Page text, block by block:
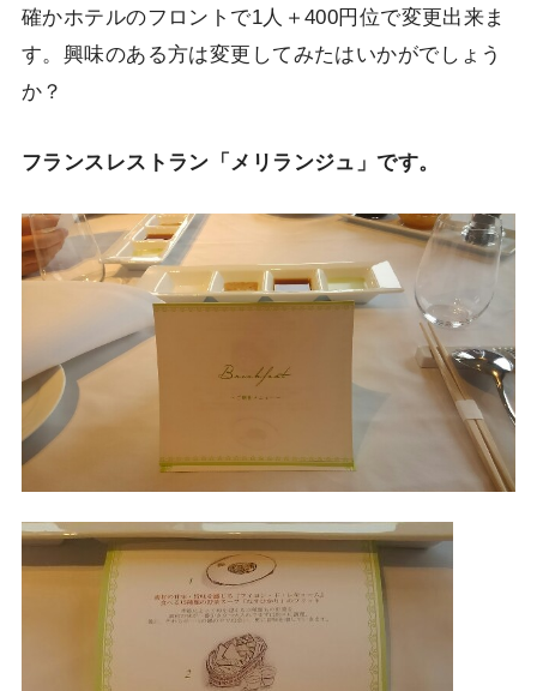
確かホテルのフロントで1人＋400円位で変更出来ま
す。興味のある方は変更してみたはいかがでしょう
か？
フランスレストラン「メリランジュ」です。